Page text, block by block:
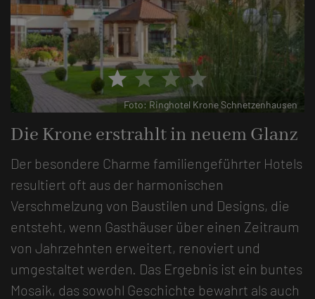
star star star star
Foto: Ringhotel Krone
Die Krone erstrahlt in neuem Glanz
Der besondere Charme familiengeführter Hotels
resultiert oft aus der harmonischen
Verschmelzung von Baustilen und Designs, die
entsteht, wenn Gasthäuser über einen Zeitraum
von Jahrzehnten erweitert, renoviert und
umgestaltet werden. Das Ergebnis ist ein buntes
Mosaik, das sowohl Geschichte bewahrt als auch